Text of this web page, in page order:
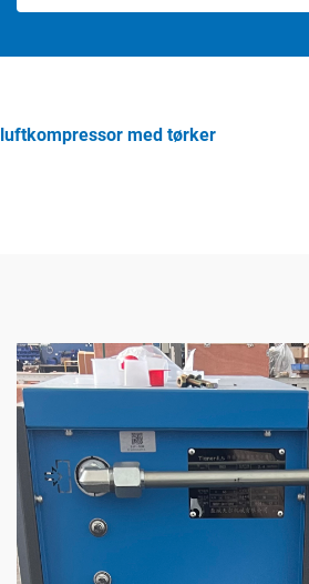
luftkompressor med tørker